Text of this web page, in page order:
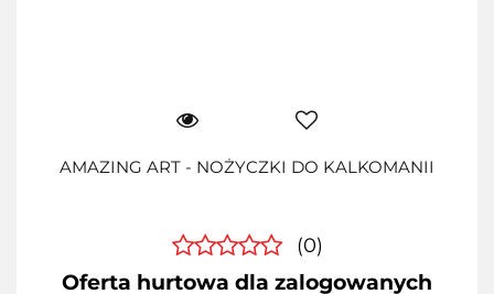
AMAZING ART - NOŻYCZKI DO KALKOMANII
(0)
Oferta hurtowa dla zalogowanych